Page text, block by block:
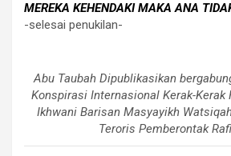
MEREKA KEHENDAKI MAKA ANA
-selesai penukilan-
Abu Taubah Dipublikasikan
Konspirasi Internasional Kerak-Kerak
Ikhwani Barisan Masyayikh
Teroris Pemberontak